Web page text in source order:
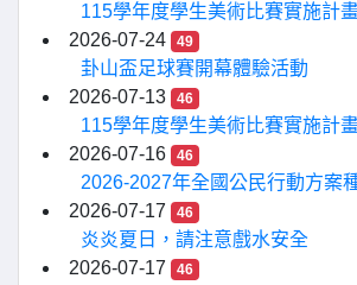
115學年度學生美術比賽實施計
2026-07-24
49
卦山盃足球賽開幕體驗活動
2026-07-13
46
115學年度學生美術比賽實施計
2026-07-16
46
2026-2027年全國公民行動方案
2026-07-17
46
炎炎夏日，請注意戲水安全
2026-07-17
46